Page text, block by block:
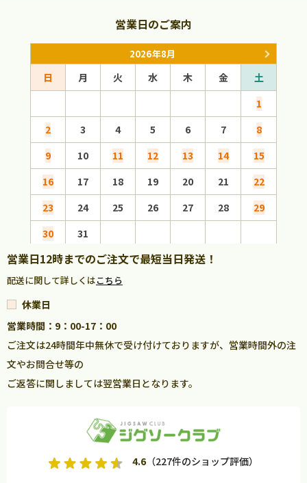
営業日のご案内
2026年8月
日 月 火 水 木 金
土
1
2
3 4 5 6 7
8
9
10 11 12 13 14
15
16
17 18 19 20 21
22
23
24 25 26 27 28
29
30
31
営業日12時までのご注文で最短当日発送！
配送に関して詳しくはこちら
休業日
営業時間：9：00-17：00
ご注文は24時間年中無休で受け付けておりますが、営業時間外の注
文やお問合せ等の
ご返答に関しましては翌営業日となります。
4.6（227件のショップ評価）